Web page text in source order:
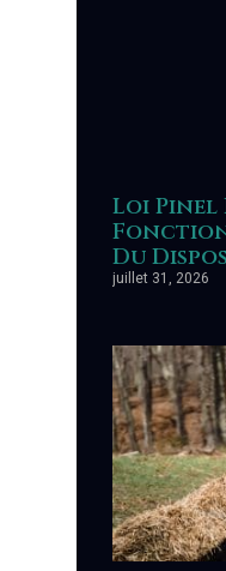
Loi Pinel
Du
juillet 31, 2026